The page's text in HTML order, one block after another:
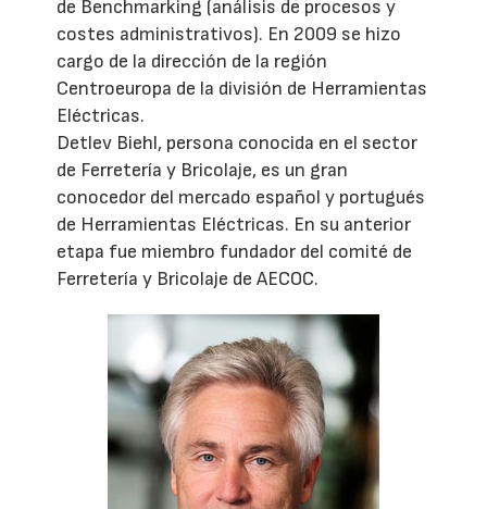
de Benchmarking (análisis de procesos y
costes administrativos). En 2009 se hizo
cargo de la dirección de la región
Centroeuropa de la división de Herramientas
Eléctricas.
Detlev Biehl, persona conocida en el sector
de Ferretería y Bricolaje, es un gran
conocedor del mercado español y portugués
de Herramientas Eléctricas. En su anterior
etapa fue miembro fundador del comité de
Ferretería y Bricolaje de AECOC.